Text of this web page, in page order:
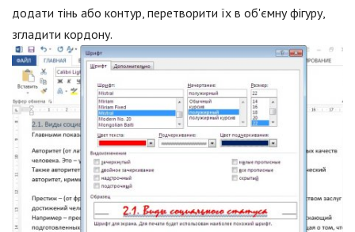
додати тінь або контур, перетворити їх в об'ємну фігуру,
згладити кордону.